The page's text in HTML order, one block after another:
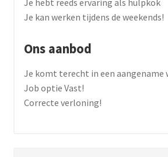
Je hebt reeds ervaring als hulpkok
Je kan werken tijdens de weekends!
Ons aanbod
Je komt terecht in een aangename
Job optie Vast!
Correcte verloning!